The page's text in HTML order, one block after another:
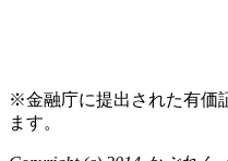
※金融庁に提出された有価
ます。